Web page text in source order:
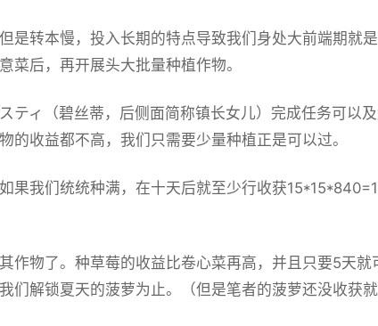
是转本慢，投入长期的特点导致我们身处大前端期就
菜后，再开展头大批量种植作物。
ティ（碧丝蒂，后侧面简称镇长女儿）完成任务可以
收益都不高，我们只需要少量种植正是可以过。
果我们统统种满，在十天后就至少行收获
作物了。种草莓的收益比卷心菜再高，并且只要5天就
们解锁夏天的菠萝为止。（但是笔者的菠萝还没收获